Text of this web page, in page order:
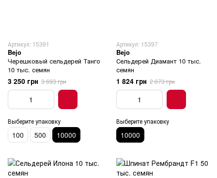
Артикул: 15391
Bejo
Черешковый сельдерей Танго
10 тыс. семян
3 250 грн 3 693 грн
Выберите упаковку
100 500 10000
Артикул: 15397
Bejo
Сельдерей Диамант 10 тыс.
семян
1 824 грн 2 073 грн
Выберите упаковку
10000